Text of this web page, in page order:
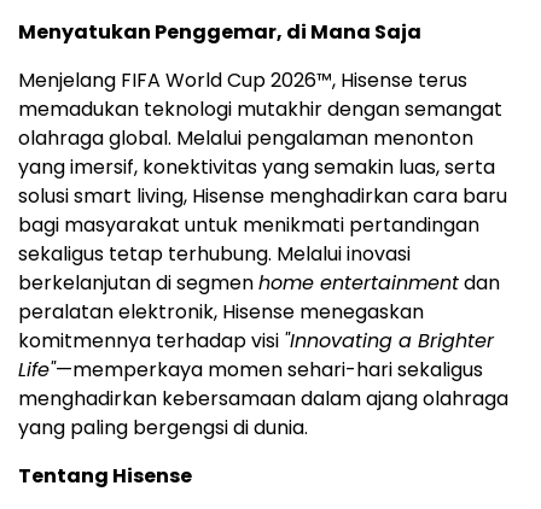
Menyatukan Penggemar, di Mana Saja
Menjelang FIFA World Cup 2026™, Hisense terus
memadukan teknologi mutakhir dengan semangat
olahraga global. Melalui pengalaman menonton
yang imersif, konektivitas yang semakin luas, serta
solusi smart living, Hisense menghadirkan cara baru
bagi masyarakat untuk menikmati pertandingan
sekaligus tetap terhubung. Melalui inovasi
berkelanjutan di segmenhome entertainmentdan
peralatan elektronik, Hisense menegaskan
komitmennya terhadap visi "Innovating a Brighter
Life"—memperkaya momen sehari-hari sekaligus
menghadirkan kebersamaan dalam ajang olahraga
yang paling bergengsi di dunia.
Tentang Hisense